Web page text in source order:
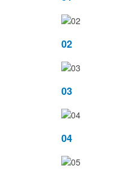
02
03
04